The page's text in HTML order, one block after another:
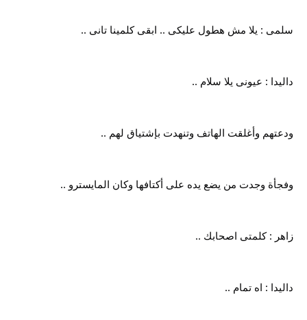
سلمى : يلا مش هطول عليكى .. ابقى كلمينا تانى ..
داليدا : عيونى يلا سلام ..
ودعتهم وأغلقت الهاتف وتنهدت بإشتياق لهم ..
وفجأة وجدت من يضع يده على أكتافها وكان المايسترو ..
زاهر : كلمتى اصحابك ..
داليدا : اه تمام ..